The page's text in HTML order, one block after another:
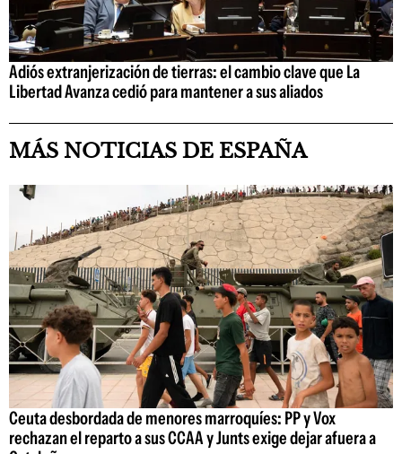
Adiós extranjerización de tierras: el cambio clave que La
Libertad Avanza cedió para mantener a sus aliados
MÁS NOTICIAS DE ESPAÑA
Ceuta desbordada de menores marroquíes: PP y Vox
rechazan el reparto a sus CCAA y Junts exige dejar afuera a